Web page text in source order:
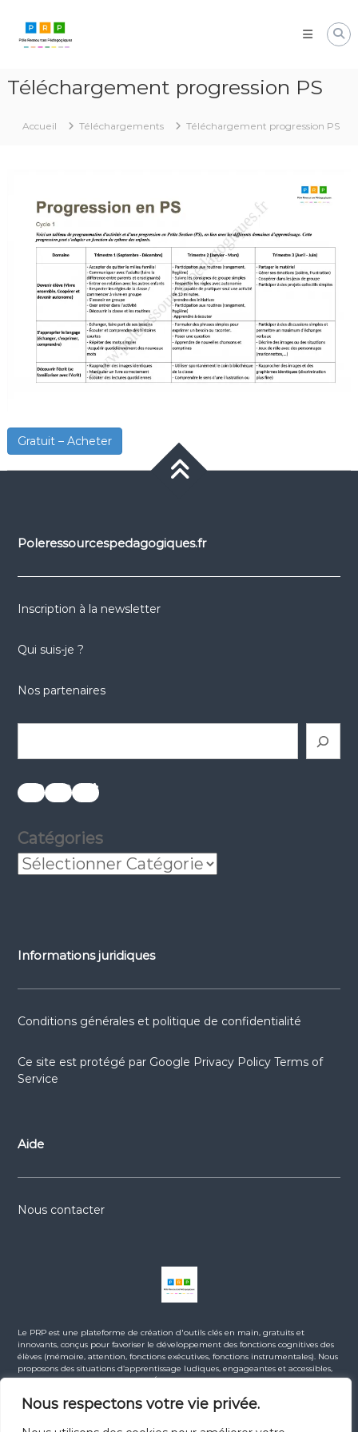
Nous respectons votre vie privée.
contenu
Pôle
Ressources
les
de
Téléchargement progression PS
Accueil Téléchargements Téléchargement progression PS
Gratuit – Acheter
Poleressourcespedagogiques.fr
Inscription à la newsletter
Qui suis-je ?
Nos partenaires
réseaux sociauxréseaux sociauxréseaux sociaux
Catégories
Informations juridiques
Conditions générales et politique de confidentialité
Ce site est protégé par Google Privacy Policy Terms of
Service
Aide
Nous contacter
Le PRP est une plateforme de création d'outils clés en main, gratuits et
innovants, conçus pour favoriser le développement des fonctions cognitives des
élèves (mémoire, attention, fonctions exécutives, fonctions instrumentales). Nous
proposons des situations d’apprentissage ludiques, engageantes et accessibles,
en lien avec les programmes de l’Éducation Nationale. La majorité des
sont proposées à la vente dans la boutique, afin de soutenir l’indépendance du
enseignants du 1er et du 2nd degré, ainsi qu’à l’ensemble des professionnels de